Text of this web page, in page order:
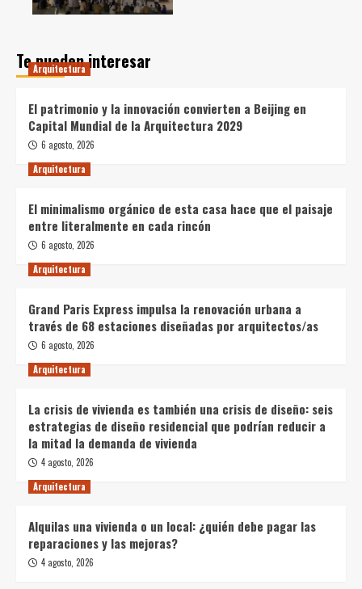
Te pueden interesar
Arquitectura
El patrimonio y la innovación convierten a Beijing en
Capital Mundial de la Arquitectura 2029
6 agosto, 2026
Arquitectura
El minimalismo orgánico de esta casa hace que el paisaje
entre literalmente en cada rincón
6 agosto, 2026
Arquitectura
Grand Paris Express impulsa la renovación urbana a
través de 68 estaciones diseñadas por arquitectos/as
6 agosto, 2026
Arquitectura
La crisis de vivienda es también una crisis de diseño: seis
estrategias de diseño residencial que podrían reducir a
la mitad la demanda de vivienda
4 agosto, 2026
Arquitectura
Alquilas una vivienda o un local: ¿quién debe pagar las
reparaciones y las mejoras?
4 agosto, 2026